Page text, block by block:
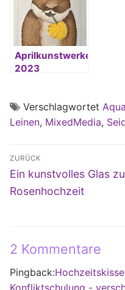
Aprilkunstwerke
2023
Verschlagwortet
Leinen, MixedMedia,
ZURÜCK
Vorheriger
Beitrag:
Ein kunstvolles Glas
Rosenhochzeit
2 Kommentare
Pingback: